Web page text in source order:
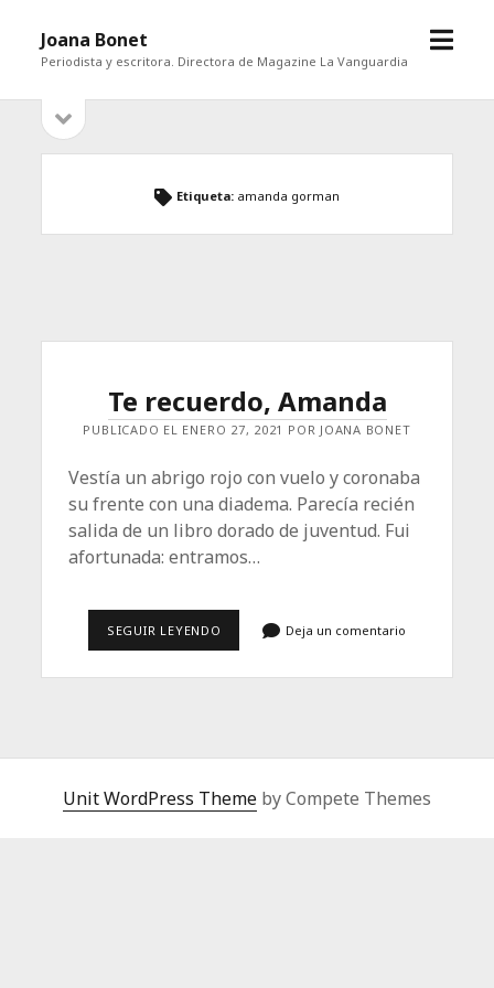
Joana Bonet
Periodista y escritora. Directora de Magazine La Vanguardia
abrir
Barra
lateral
barra
Etiqueta: amanda gorman
Te recuerdo, Amanda
PUBLICADO EL ENERO 27, 2021 POR JOANA BONET
Vestía un abrigo rojo con vuelo y coronaba
su frente con una diadema. Parecía recién
salida de un libro dorado de juventud. Fui
afortunada: entramos…
SEGUIR LEYENDO Deja un comentario
Unit WordPress Theme by Compete Themes